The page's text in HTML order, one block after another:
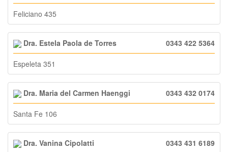
Feliciano 435
Dra. Estela Paola de Torres 0343 422 5364
Espeleta 351
Dra. Maria del Carmen Haenggi 0343 432 0174
Santa Fe 106
Dra. Vanina Cipolatti 0343 431 6189